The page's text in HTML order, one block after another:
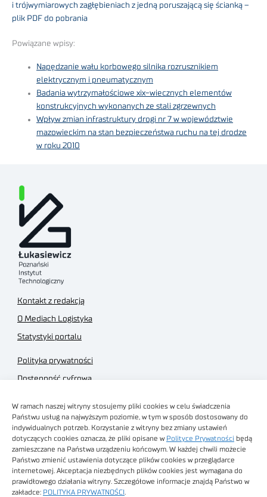
W ramach naszej witryny stosujemy pliki cookies w celu świadczenia
Państwu usług na najwyższym poziomie, w tym w sposób dostosowany do
indywidualnych potrzeb. Korzystanie z witryny bez zmiany ustawień
dotyczących cookies oznacza, że pliki opisane w Polityce Prywatności będą
zamieszczane na Państwa urządzeniu końcowym. W każdej chwili możecie
Państwo zmienić ustawienia dotyczące plików cookies w przeglądarce
internetowej. Akceptacja niezbędnych plików cookies jest wymagana do
prawidłowego działania witryny. Szczegółowe informacje znajdą Państwo w
zakładce: POLITYKA PRYWATNOŚCI
i trójwymiarowych zagłębieniach z jedną poruszającą się ścianką –
plik PDF do pobrania
Powiązane wpisy:
Napędzanie wału korbowego silnika rozrusznikiem
elektrycznym i pneumatycznym
Badania wytrzymałościowe xix-wiecznych elementów
konstrukcyjnych wykonanych ze stali zgrzewnych
Wpływ zmian infrastruktury drogi nr 7 w województwie
mazowieckim na stan bezpieczeństwa ruchu na tej drodze
w roku 2010
Kontakt z redakcją
O Mediach Logistyka
Statystyki portalu
Polityka prywatności
Dostępność cyfrowa
Regulamin sklepu
Obrazy stockowe
autorstwa